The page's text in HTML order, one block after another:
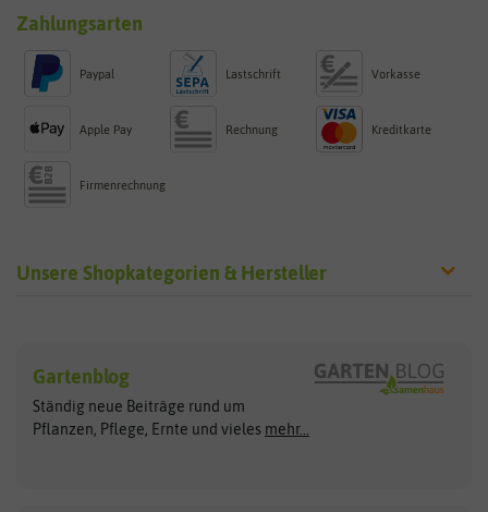
Zahlungsarten
Paypal Lastschrift Vorkasse
Apple Pay Rechnung Kreditkarte
Firmenrechnung
Unsere Shopkategorien & Hersteller
Exotische Samen
Gemüsesamen
Gründünger
Arche Noah
ASB Greenworld
Clever Pots
COMPO
Gartenblog
Ständig neue Beiträge rund um
Pflanzen, Pflege, Ernte und vieles mehr...